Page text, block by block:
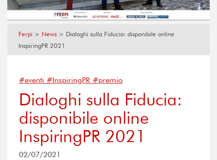
Ferpi > News > Dialoghi sulla Fiducia: disponibile online
InspiringPR 2021
#eventi #InspiringPR #premio
Dialoghi sulla Fiducia:
disponibile online
InspiringPR 2021
02/07/2021